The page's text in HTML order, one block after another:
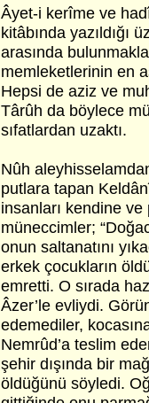
Âyet-i kerîme ve
kitâbında yazıldığı
arasında
memleketlerinin en
Hepsi de aziz ve
Târûh da böylece
sıfatlardan uzaktı.
Nûh
putlara tapan
insanları kendine ve
müneccimler;
onun saltanatını
erkek çocukların
emretti. O sırada
Âzer’le evliydi.
edemediler,
Nemrûd’a teslim
şehir dışında bir
öldüğünü söyledi.